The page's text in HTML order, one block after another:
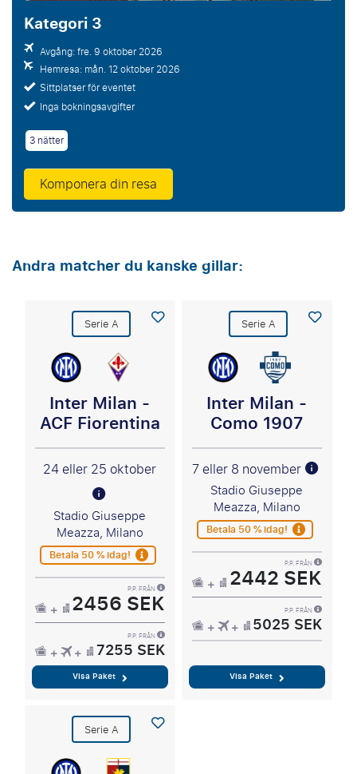
Kategori 3
Avgång: fre. 9 oktober 2026
Hemresa: mån. 12 oktober 2026
Sittplatser för eventet
Inga bokningsavgifter
3 nätter
Komponera din resa
Andra matcher du kanske gillar:
Serie A
Inter Milan -
ACF Fiorentina
24 eller 25 oktober
Stadio Giuseppe
Meazza, Milano
Betala 50 % idag!
P.P. FRÅN
2456 SEK
P.P. FRÅN
7255 SEK
Visa Paket
Serie A
Inter Milan -
Como 1907
7 eller 8 november
Stadio Giuseppe
Meazza, Milano
Betala 50 % idag!
P.P. FRÅN
2442 SEK
P.P. FRÅN
5025 SEK
Visa Paket
Serie A